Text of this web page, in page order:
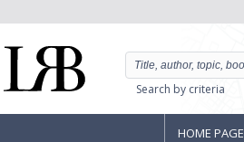
Search by criteria
HOME PAGE